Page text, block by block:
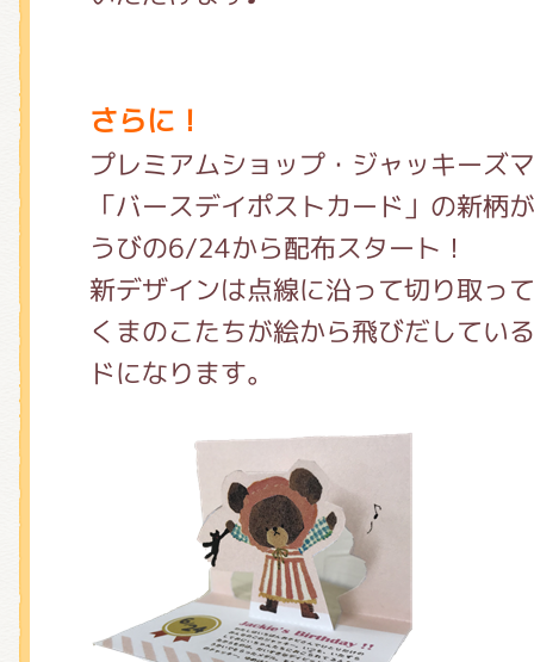
さらに！
プレミアムショップ・ジャッキーズ
「バースデイポストカード」の新柄
うびの6/24から配布スタート！
新デザインは点線に沿って切り取っ
くまのこたちが絵から飛びだしてい
ドになります。